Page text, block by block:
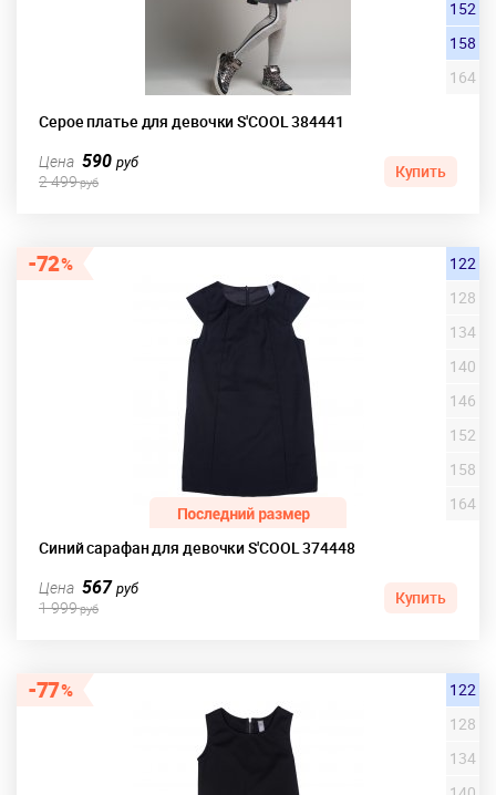
Серое платье для девочки S'COOL 384441
152
158
164
Цена 590руб
2 499руб
Купить
72
Синий сарафан для девочки S'COOL 374448
122
128
134
140
146
152
158
164
Цена 567руб
1 999руб
Купить
77
122
128
134